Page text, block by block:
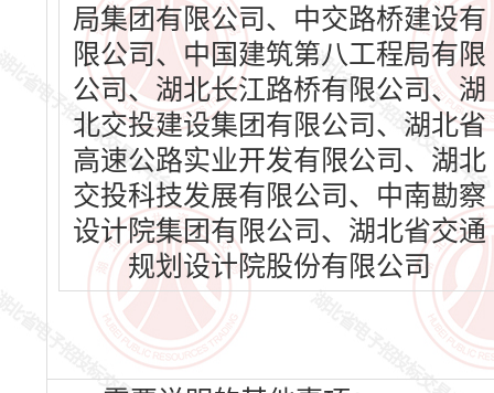
局集团有限公司、中交路桥建设有
限公司、中国建筑第八工程局有限
公司、湖北长江路桥有限公司、湖
北交投建设集团有限公司、湖北省
高速公路实业开发有限公司、湖北
交投科技发展有限公司、中南勘察
设计院集团有限公司、湖北省交通
规划设计院股份有限公司